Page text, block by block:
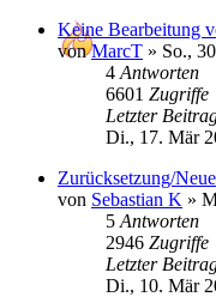
Keine Bearbeitung
vonMarcT » So.,
4 Antworten
6601 Zugriffe
Letzter
Di., 17. Mär
Zurücksetzung/
von Sebastian K »
5 Antworten
2946 Zugriffe
Letzter
Di., 10. Mär